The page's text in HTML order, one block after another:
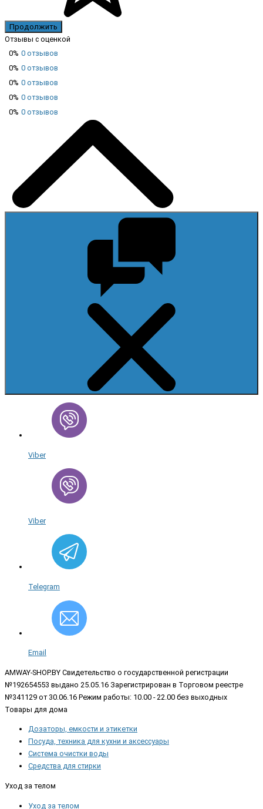
Продолжить
Отзывы с оценкой
0% 0 отзывов
0% 0 отзывов
0% 0 отзывов
0% 0 отзывов
0% 0 отзывов
Viber
Viber
Telegram
Email
AMWAY-SHOP.BY Свидетельство о государственной регистрации
№192654553 выдано 25.05.16 Зарегистрирован в Торговом реестре
№341129 от 30.06.16 Режим работы: 10.00 - 22.00 без выходных
Товары для дома
Дозаторы, емкости и этикетки
Посуда, техника для кухни и аксессуары
Система очистки воды
Средства для стирки
Уход за телом
Уход за телом